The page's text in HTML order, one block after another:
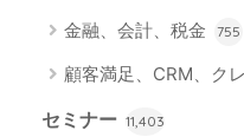
金融、会計、税金 755
顧客満足、CRM、ク
セミナー 11,403